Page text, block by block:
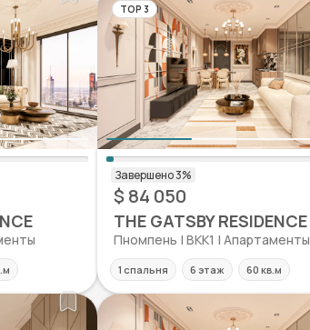
TOP 3
$ 84 050
THE GATSBY RESIDENCE
Пномпень | BKK1 | Апартаменты
1 спальня 6 этаж 60 кв.м